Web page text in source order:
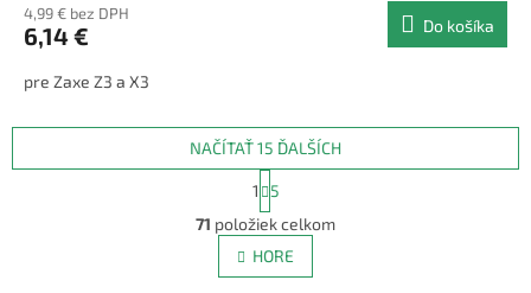
4,99 € bez DPH
6,14 € Do košíka
pre Zaxe Z3 a X3
O
v
l
á
NAČÍTAŤ 15 ĎALŠÍCH
S
t
r
á
n
k
1
5
71 položiek celkom
HORE